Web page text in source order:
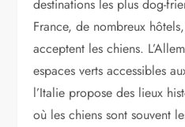
destinations les plus dog-
France, de nombreux
acceptent les chiens.
espaces verts accessibles
l’Italie propose des lieux
où les chiens sont souvent